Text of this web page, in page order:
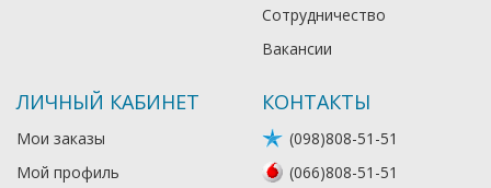
Сотрудничество
Вакансии
ЛИЧНЫЙ КАБИНЕТ
Мои заказы
Мой профиль
КОНТАКТЫ
(098)808-51-51
(066)808-51-51